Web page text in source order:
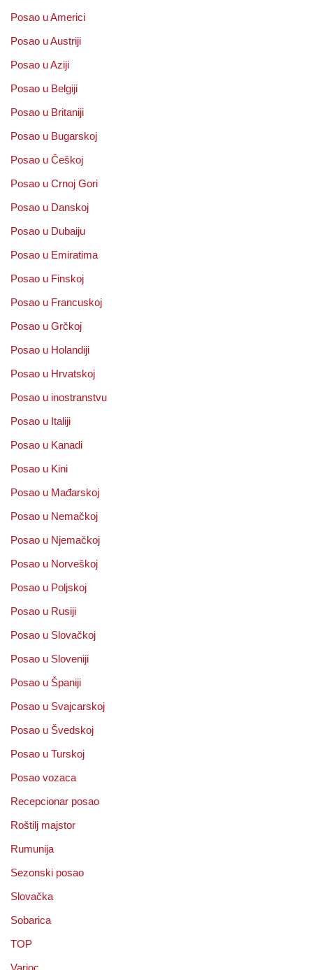
Posao u Americi
Posao u Austriji
Posao u Aziji
Posao u Belgiji
Posao u Britaniji
Posao u Bugarskoj
Posao u Češkoj
Posao u Crnoj Gori
Posao u Danskoj
Posao u Dubaiju
Posao u Emiratima
Posao u Finskoj
Posao u Francuskoj
Posao u Grčkoj
Posao u Holandiji
Posao u Hrvatskoj
Posao u inostranstvu
Posao u Italiji
Posao u Kanadi
Posao u Kini
Posao u Mađarskoj
Posao u Nemačkoj
Posao u Njemačkoj
Posao u Norveškoj
Posao u Poljskoj
Posao u Rusiji
Posao u Slovačkoj
Posao u Sloveniji
Posao u Španiji
Posao u Svajcarskoj
Posao u Švedskoj
Posao u Turskoj
Posao vozaca
Recepcionar posao
Roštilj majstor
Rumunija
Sezonski posao
Slovačka
Sobarica
TOP
Varioc